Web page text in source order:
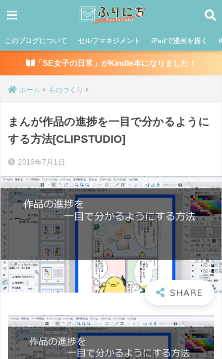
このブログについて セルフマネジメント iPadで漫画を描く
「SE女子の日常」がKindle本になりました！
ホーム ものづくり
まんが作品の進捗を一目で分かるように
する方法[CLIPSTUDIO]
2016年7月1日